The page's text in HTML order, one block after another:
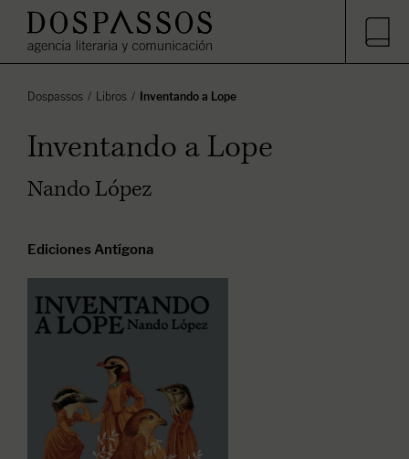
Inventando a Lope
Libros
Dospassos
Inventando a Lope
Nando López
Ediciones Antígona